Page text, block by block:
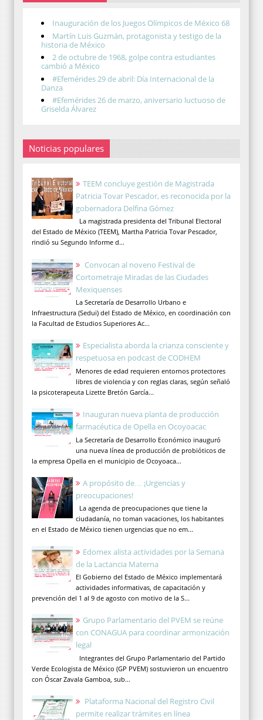
Inauguración de los Juegos Olímpicos de México 68
Martín Luis Guzmán, protagonista y testigo de la
historia de México
2 de octubre de 1968, golpe contra estudiantes
cambió a México
#Efemérides 29 de abril: Día Internacional de la
Danza
#Efemérides 26 de marzo, aniversario luctuoso de
Griselda Álvarez
Noticias populares
TEEM concluye gestión de Magistrada
Patricia Tovar Pescador, es reconocida por la
gobernadora Delfina Gómez
La magistrada presidenta del Tribunal Electoral
del Estado de México (TEEM), Martha Patricia Tovar Pescador,
rindió su Segundo Informe d...
Convocan al noveno Festival de
Cortometraje Miradas de las Ciudades
Mexiquenses
La Secretaría de Desarrollo Urbano e
Infraestructura (Sedui) del Estado de México, en coordinación con
la Facultad de Estudios Superiores Ac...
Especialista aborda la crianza consciente y
respetuosa en podcast de CODHEM
Menores de edad requieren entornos protectores
libres de violencia y con reglas claras, según señaló
la psicoterapeuta Lizette Bretón García...
Inauguran nueva planta de producción
farmacéutica de Opella en Ocoyoacac
La Secretaría de Desarrollo Económico inauguró
una nueva línea de producción de probióticos de
la empresa Opella en el municipio de Ocoyoaca...
A propósito de… ¡Urgencias y
preocupaciones!
La agenda de preocupaciones que tiene la
ciudadanía, no toman vacaciones, los habitantes
en el Estado de México tienen urgencias que no em...
Edomex alista actividades por la Semana
de la Lactancia Materna
El Gobierno del Estado de México implementará
actividades informativas, de capacitación y
prevención del 1 al 9 de agosto con motivo de la S...
Grupo Parlamentario del PVEM se reúne
con CONAGUA para coordinar armonización
legal
Integrantes del Grupo Parlamentario del Partido
Verde Ecologista de México (GP PVEM) sostuvieron un encuentro
con Óscar Zavala Gamboa, sub...
Plataforma Nacional del Registro Civil
permite realizar trámites en línea